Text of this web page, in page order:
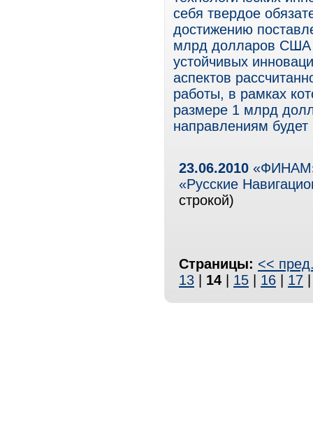
себя твердое
достижению
млрд долларов США
устойчивых
аспектов
работы, в рамках
размере 1 млрд
направлениям
23.06.2010
«Русские
строкой)
Страницы: <<
13
14 15 16 17